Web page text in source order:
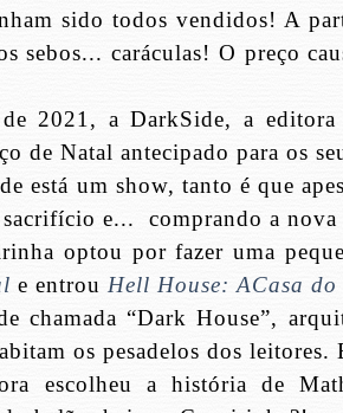
sido todos vendidos! A
sebos... caráculas! O preço
2021, a DarkSide, a
de Natal antecipado para os
está um show, tanto é que
e...
comprando a
optou por fazer uma
e entrou Hell House: ACasa
chamada “Dark House”,
os pesadelos dos
escolheu a história de